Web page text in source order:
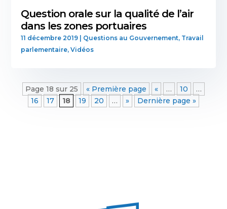
Question orale sur la qualité de l’air
dans les zones portuaires
11 décembre 2019 | Questions au Gouvernement, Travail
parlementaire,Vidéos
Page 18 sur 25 « Première page « … 10
…
16
17 18 19 20 … » Dernière page »